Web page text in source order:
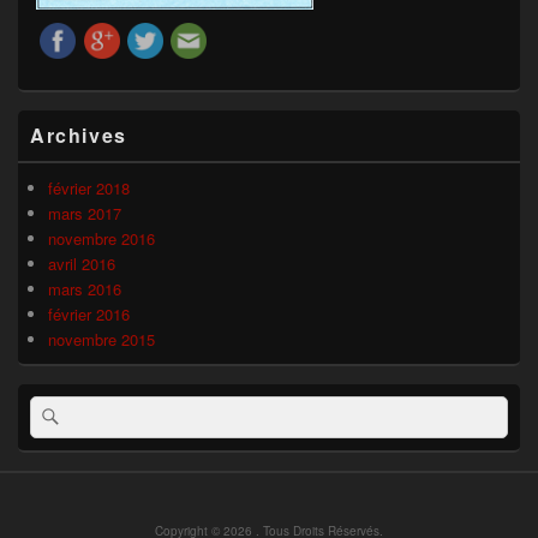
principale
de
widget
pour
barre
latérale
Archives
février 2018
mars 2017
novembre 2016
avril 2016
mars 2016
février 2016
novembre 2015
Recherche :
Copyright © 2026 . Tous Droits Réservés.